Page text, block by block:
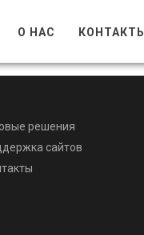
О НАС КОНТАКТЫ
решения
сайтов